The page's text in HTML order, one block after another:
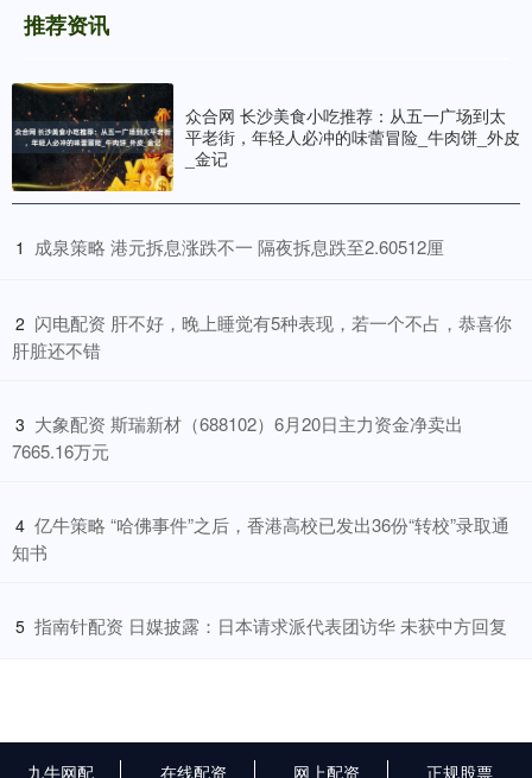
推荐资讯
众合网 长沙美食小吃推荐：从五一广场到太
平老街，年轻人必冲的味蕾冒险_牛肉饼_外皮
_金记
1 ​成泉策略 港元拆息涨跌不一 隔夜拆息跌至2.60512厘
2 ​闪电配资 肝不好，晚上睡觉有5种表现，若一个不占，恭喜你
肝脏还不错
3 ​大象配资 斯瑞新材（688102）6月20日主力资金净卖出
7665.16万元
4 ​亿牛策略 “哈佛事件”之后，香港高校已发出36份“转校”录取通
知书
5 ​指南针配资 日媒披露：日本请求派代表团访华 未获中方回复
九牛网配 在线配资 网上配资 正规股票